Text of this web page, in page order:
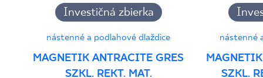
Investičná zbierka
nástenné a podlahové dlaždice
MAGNETIK ANTRACITE GRES
SZKL. REKT. MAT.
nástenné
SZKL.